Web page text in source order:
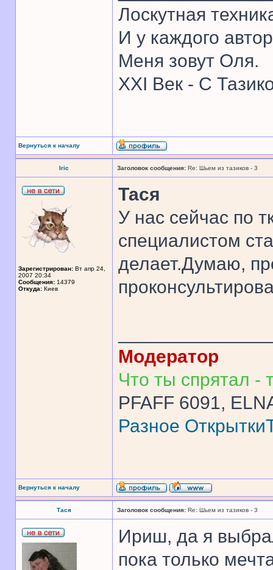
Лоскутная
И у каждого
Меня зовут Оля.
XXI Век - С
Вернуться к началу
Iric Заголовок сообщения: Re: Шьем из тазиков - 3
Зарегистрирован: Вт апр 24,
2007 20:34
Сообщения: 14379
Откуда: Киев
Тася
У нас сейчас по
специалистом
делает.Думаю,
Модератор
Что ты спрятал -
PFAFF 6091,
Разное Открытки
Вернуться к началу
Тася Заголовок сообщения: Re: Шьем из тазиков - 3
Ириш, да я
пока только